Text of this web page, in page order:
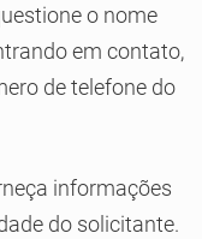
o nome
em contato,
de telefone do
informações
do solicitante.